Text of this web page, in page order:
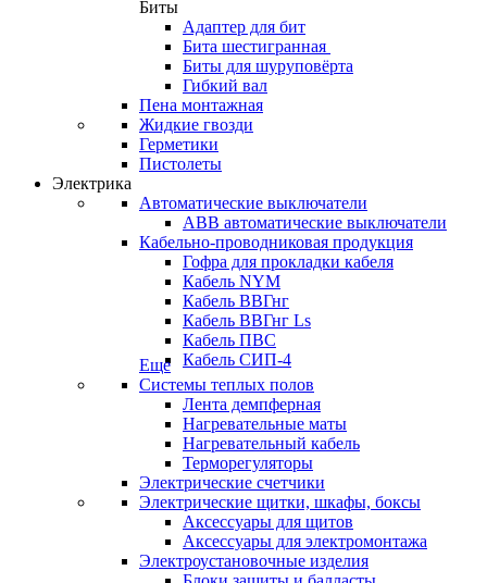
Биты
Адаптер для бит
Бита шестигранная
Биты для шуруповёрта
Гибкий вал
Пена монтажная
Жидкие гвозди
Герметики
Пистолеты
Электрика
Автоматические выключатели
ABB автоматические выключатели
Кабельно-проводниковая продукция
Гофра для прокладки кабеля
Кабель NYM
Кабель ВВГнг
Кабель ВВГнг Ls
Кабель ПВС
Кабель СИП-4
Еще
Системы теплых полов
Лента демпферная
Нагревательные маты
Нагревательный кабель
Терморегуляторы
Электрические счетчики
Электрические щитки, шкафы, боксы
Аксессуары для щитов
Аксессуары для электромонтажа
Электроустановочные изделия